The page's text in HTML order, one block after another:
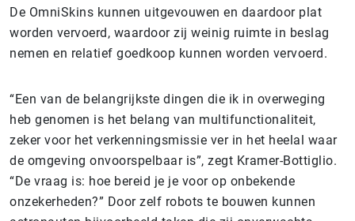
De OmniSkins kunnen uitgevouwen en daardoor plat
worden vervoerd, waardoor zij weinig ruimte in beslag
nemen en relatief goedkoop kunnen worden vervoerd.
“Een van de belangrijkste dingen die ik in overweging
heb genomen is het belang van multifunctionaliteit,
zeker voor het verkenningsmissie ver in het heelal waar
de omgeving onvoorspelbaar is”, zegt Kramer-Bottiglio.
“De vraag is: hoe bereid je je voor op onbekende
onzekerheden?” Door zelf robots te bouwen kunnen